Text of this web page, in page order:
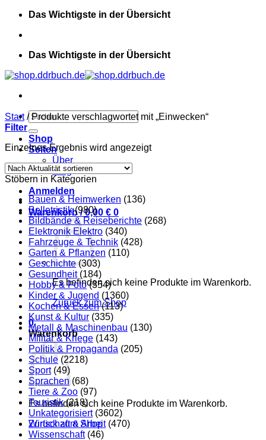
Zum
springen
Das Wichtigste in der Übersicht
Das Wichtigste in der Übersicht
Suchen
nach:
Shop
Seiten
Über
Blog
Anmelden
Warenkorb /0,00 € 0
Es befinden sich keine Produkte im Warenkorb.
Zurück zum Shop
0
Warenkorb
Es befinden sich keine Produkte im Warenkorb.
Zurück zum Shop
Start /Produkte verschlagwortet mit „Einwecken“
Filter
Einzelnes Ergebnis wird angezeigt
Stöbern in Kategorien
Bauen & Heimwerken (136)
Belletristik (980)
Bildbände & Reiseberichte (268)
Elektronik Elektro (340)
Fahrzeuge & Technik (428)
Garten & Pflanzen (110)
Geschichte (303)
Gesundheit (184)
Hobby & Foto (354)
Kinder & Jugend (1360)
Kochen & Essen (113)
Kunst & Kultur (335)
Metall & Maschinenbau (130)
Militär & Kriege (143)
Politik & Propaganda (205)
Schule (2218)
Sport (49)
Sprachen (68)
Tiere & Zoo (97)
Touristik (218)
Unkategorisiert (3602)
Wirtschaft & Arbeit (470)
Wissenschaft (46)